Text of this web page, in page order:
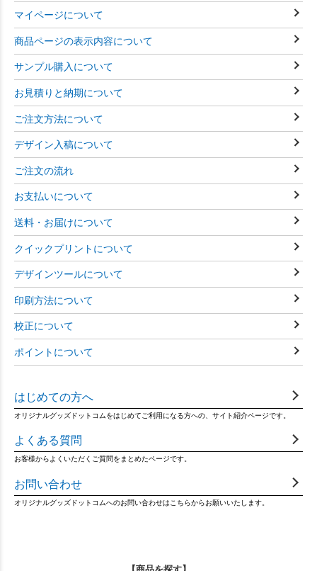
マイページについて
商品ページの表示内容について
サンプル購入について
お見積りと納期について
ご注文方法について
デザイン入稿について
ご注文の流れ
お支払いについて
送料・お届けについて
クイックプリントについて
デザインツールについて
印刷方法について
校正について
ポイントについて
はじめての方へ
オリジナルグッズドットコムをはじめてご利用になる方への、サイト紹介ページです。
よくある質問
お客様からよくいただくご質問をまとめたページです。
お問い合わせ
オリジナルグッズドットコムへのお問い合わせはこちらからお願いいたします。